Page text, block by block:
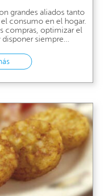
grandes aliados tanto
consumo en el hogar.
compras, optimizar el
siempre...